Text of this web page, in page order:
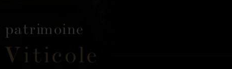
patrimoine
Viticole